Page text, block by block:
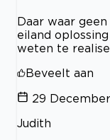
Daar waar
eiland
weten te
Beveelt aan
29
Judith